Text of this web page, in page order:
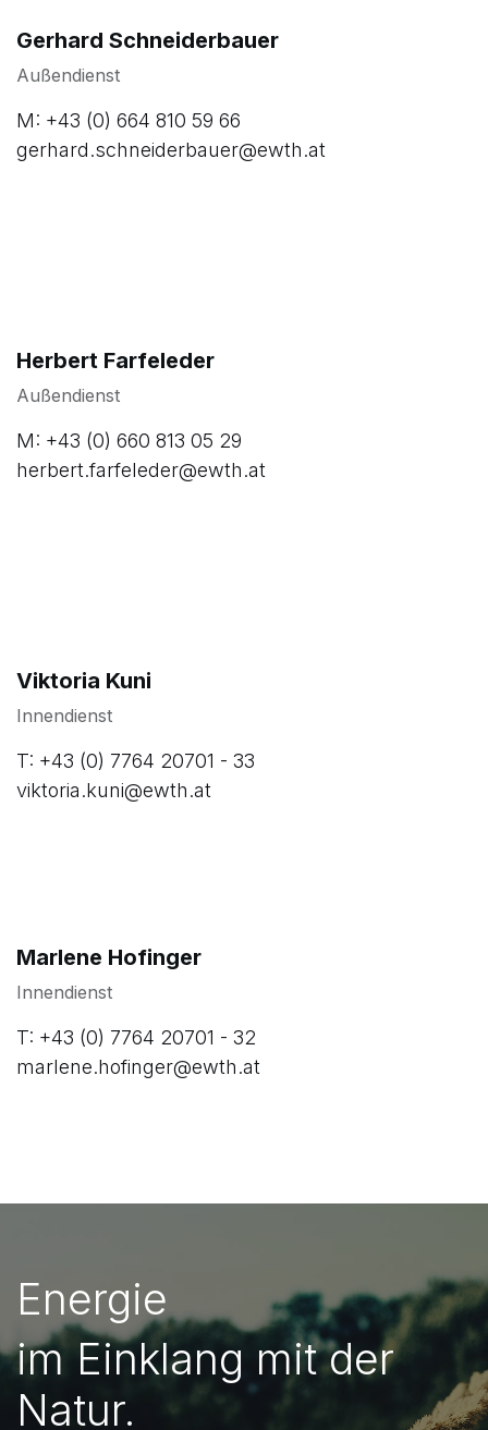
Gerhard Schneiderbauer
Außendienst
M: +43 (0) 664 810 59 66
gerhard.schneiderbauer@ewth.at
Herbert Farfeleder
Außendienst
M: +43 (0) 660 813 05 29
herbert.farfeleder@ewth.at
Viktoria Kuni
Innendienst
T: +43 (0) 7764 20701 - 33
viktoria.kuni@ewth.at
Marlene Hofinger
Innendienst
T: +43 (0) 7764 20701 - 32
marlene.hofinger@ewth.at
Energie
im Einklang mit der
Natur.